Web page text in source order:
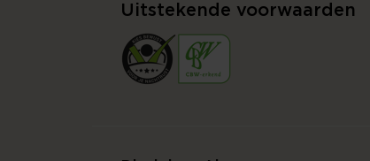
Uitstekende voorwaarden